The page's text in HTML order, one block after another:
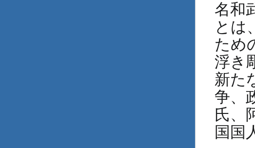
名和
とは
ため
浮き
新た
争、
氏、
国国